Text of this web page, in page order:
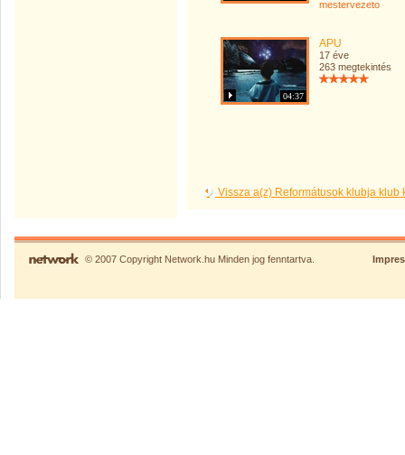
mestervezeto
04:37
APU
17 éve
263 megtekintés
Vissza a(z) Reformátusok klubja
© 2007 Copyright Network.hu Minden jog fenntartva.